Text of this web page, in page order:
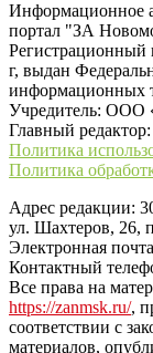
Информационное
портал "ЗА
г, выдан
информационных
Учредитель: ООО
Главный
Политика
Политика
Адрес редакции:
ул. Шахтеров, 26,
Электронная
Контактный
Все права на
https://zanmsk.ru/,
соответствии с
материалов,